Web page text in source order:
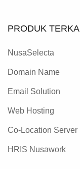
PRODUK
NusaSelecta
Domain Name
Email Solution
Web Hosting
Co-Location Server
HRIS Nusawork